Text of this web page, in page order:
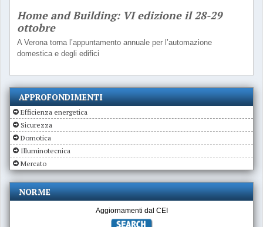
Home and Building: VI edizione il 28-29
ottobre
A Verona torna l’appuntamento annuale per l’automazione
domestica e degli edifici
APPROFONDIMENTI
Efficienza energetica
Sicurezza
Domotica
Illuminotecnica
Mercato
NORME
Aggiornamenti dal CEI